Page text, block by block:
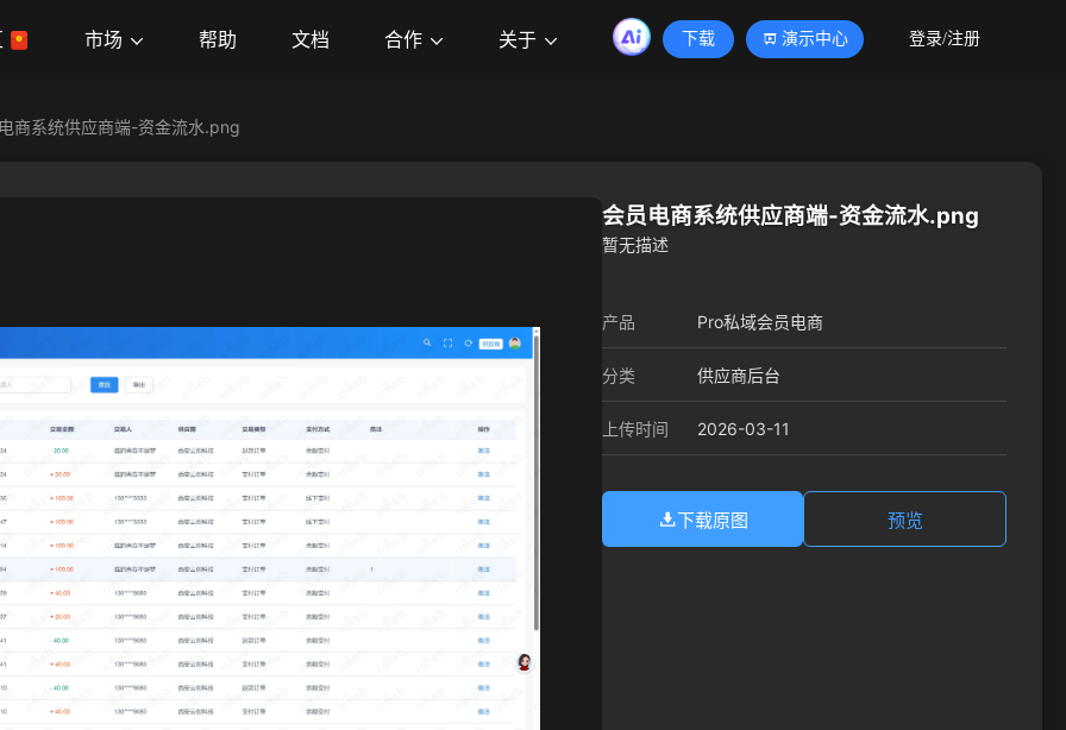
市场 帮助 文档 合作 关于 下载 演示中心 登录/注册
商系统供应商端-资金流水.png
会员电商系统供应商端-资金流水.png
暂无描述
产品 Pro私域会员电商
分类 供应商后台
上传时间 2026-03-11
下载原图 预览